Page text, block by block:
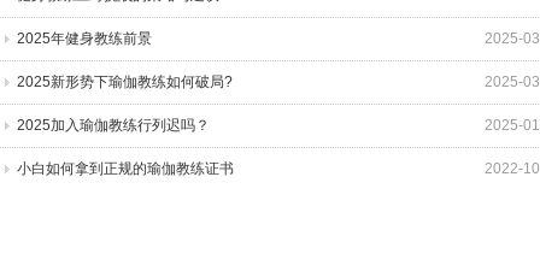
2025年健身教练前景 2025-
2025新形势下瑜伽教练如何破局? 2025-
2025加入瑜伽教练行列迟吗？ 2025-
小白如何拿到正规的瑜伽教练证书 2022-